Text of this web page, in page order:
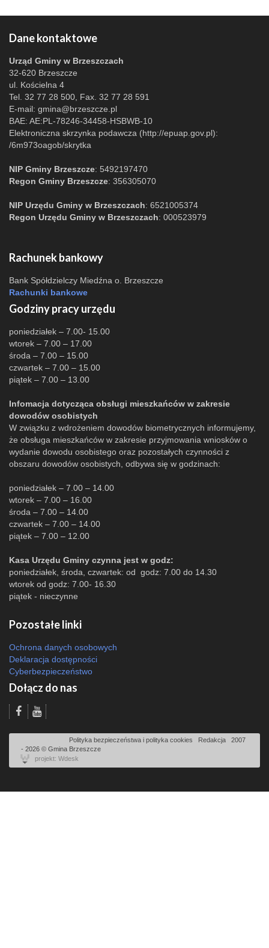
Dane kontaktowe
Urząd Gminy w Brzeszczach
32-620 Brzeszcze
ul. Kościelna 4
Tel. 32 77 28 500, Fax. 32 77 28 591
E-mail: gmina@brzeszcze.pl
BAE: AE:PL-78246-34458-HSBWB-10
Elektroniczna skrzynka podawcza (http://epuap.gov.pl):
/6m973oagob/skrytka
NIP Gminy Brzeszcze: 5492197470
Regon Gminy Brzeszcze: 356305070
NIP Urzędu Gminy w Brzeszczach: 6521005374
Regon Urzędu Gminy w Brzeszczach: 000523979
Rachunek bankowy
Bank Spółdzielczy Miedźna o. Brzeszcze
Rachunki bankowe
Godziny pracy urzędu
poniedziałek – 7.00- 15.00
wtorek – 7.00 – 17.00
środa – 7.00 – 15.00
czwartek – 7.00 – 15.00
piątek – 7.00 – 13.00
Infomacja dotycząca obsługi mieszkańców w zakresie
dowodów osobistych
W związku z wdrożeniem dowodów biometrycznych informujemy,
że obsługa mieszkańców w zakresie przyjmowania wniosków o
wydanie dowodu osobistego oraz pozostałych czynności z
obszaru dowodów osobistych, odbywa się w godzinach:
poniedziałek – 7.00 – 14.00
wtorek – 7.00 – 16.00
środa – 7.00 – 14.00
czwartek – 7.00 – 14.00
piątek – 7.00 – 12.00
Kasa Urzędu Gminy czynna jest w godz:
poniedziałek, środa, czwartek: od godz: 7.00 do 14.30
wtorek od godz: 7.00- 16.30
piątek - nieczynne
Pozostałe linki
Ochrona danych osobowych
Deklaracja dostępności
Cyberbezpieczeństwo
Dołącz do nas
Polityka bezpieczeństwa i polityka cookies Redakcja
2007
- 2026 © Gmina Brzeszcze
projekt: Wdesk